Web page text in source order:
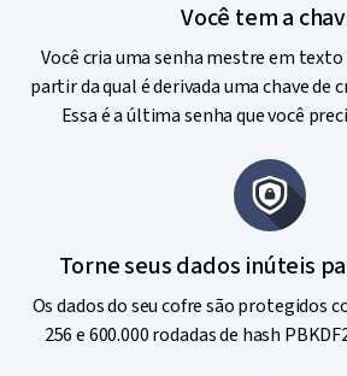
Você tem a
Você cria uma senha mestre em
partir da qual é derivada uma chave de
Essa é a última senha que você
Torne seus dados inúteis
Os dados do seu cofre são protegidos
256 e 600.000 rodadas de hash